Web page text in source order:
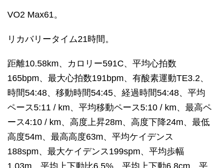
VO2 Max61。
リカバリータイム21時間。
距離10.58km、カロリー591C、平均心拍数
165bpm、最大心拍数191bpm、有酸素運動TE3.2、
時間54:48、移動時間54:45、経過時間54:48、平均
ペース5:11 / km、平均移動ペース5:10 / km、最高ペ
ース4:10 / km、高度上昇28m、高度下降24m、最低
高度54m、最高高度63m、平均ケイデンス
188spm、最大ケイデンス199spm、平均歩幅
1.03m、平均上下動比6.5%、平均上下動6.8cm、平